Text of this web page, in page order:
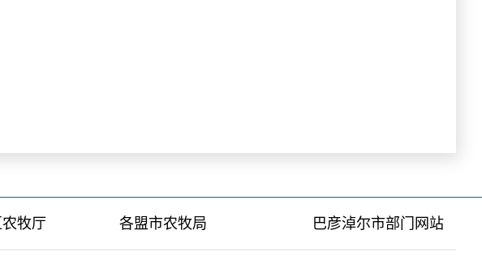
牧厅 各盟市农牧局 巴彦淖尔市部门网站